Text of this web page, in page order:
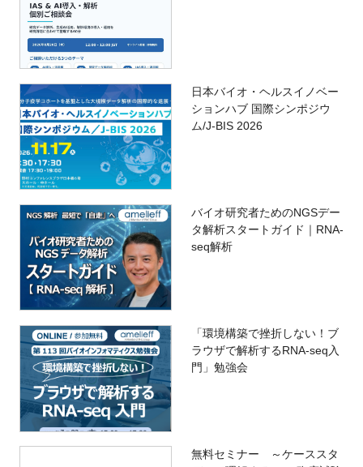
日本バイオ・ヘルスイノベー
ションハブ 国際シンポジウ
ム/J-BIS 2026
バイオ研究者ためのNGSデー
タ解析スタートガイド｜RNA-
seq解析
「環境構築で挫折しない！ブ
ラウザで解析するRNA-seq入
門」勉強会
無料セミナー ～ケーススタ